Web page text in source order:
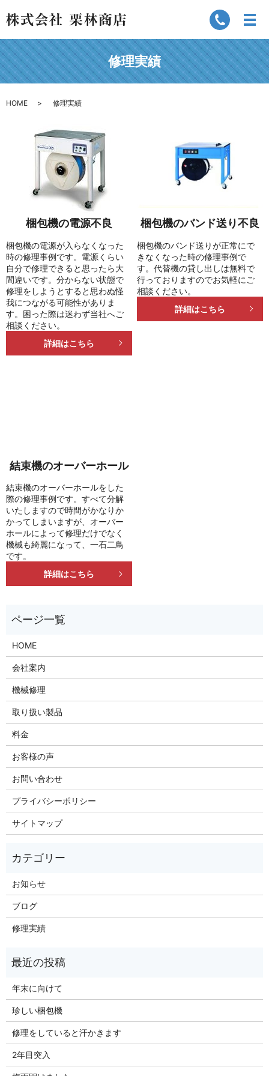
修理実績
HOME 修理実績
梱包機の電源不良
梱包機の電源が入らなくなった
時の修理事例です。電源くらい
自分で修理できると思ったら大
間違いです。分からない状態で
修理をしようとすると思わぬ怪
我につながる可能性がありま
す。困った際は迷わず当社へご
相談ください。
詳細はこちら
梱包機のバンド送り不良
梱包機のバンド送りが正常にで
きなくなった時の修理事例で
す。代替機の貸し出しは無料で
行っておりますのでお気軽にご
相談ください。
詳細はこちら
結束機のオーバーホール
結束機のオーバーホールをした
際の修理事例です。すべて分解
いたしますので時間がかなりか
かってしまいますが、オーバー
ホールによって修理だけでなく
機械も綺麗になって、一石二鳥
です。
詳細はこちら
HOME
会社案内
機械修理
取り扱い製品
料金
お客様の声
お問い合わせ
プライバシーポリシー
サイトマップ
お知らせ
ブログ
修理実績
年末に向けて
珍しい梱包機
修理をしていると汗かきます
2年目突入